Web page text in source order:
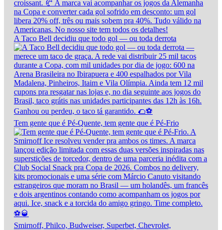
A Taco Bell decidiu que todo gol — ou toda derrota
Tem gente que é Pé-Quente, tem gente que é Pé-Frio
Smirnoff, Philco, Budweiser, Superbet, Chevrolet,